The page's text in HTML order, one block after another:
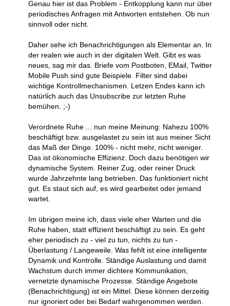
Genau hier ist das Problem - Entkopplung kann nur über
periodisches Anfragen mit Antworten entstehen. Ob nun
sinnvoll oder nicht.
Daher sehe ich Benachrichtigungen als Elementar an. In
der realen wie auch in der digitalen Welt. Gibt es was
neues, sag mir das. Briefe vom Postboten, EMail, Twitter
Mobile Push sind gute Beispiele. Filter sind dabei
wichtige Kontrollmechanismen. Letzen Endes kann ich
natürlich auch das Unsubscribe zur letzten Ruhe
bemühen. ;-)
Verordnete Ruhe ... nun meine Meinung: Nahezu 100%
beschäftigt bzw. ausgelastet zu sein ist aus meiner Sicht
das Maß der Dinge. 100% - nicht mehr, nicht weniger.
Das ist ökonomische Effizienz. Doch dazu benötigen wir
dynamische System. Reiner Zug, oder reiner Druck
wurde Jahrzehnte lang betrieben. Das funktioniert nicht
gut. Es staut sich auf, es wird gearbeitet oder jemand
wartet.
Im übrigen meine ich, dass viele eher Warten und die
Ruhe haben, statt effizient beschäftigt zu sein. Es geht
eher periodisch zu - viel zu tun, nichts zu tun -
Überlastung / Langeweile. Was fehlt ist eine intelligente
Dynamik und Kontrolle. Ständige Auslastung und damit
Wachstum durch immer dichtere Kommunikation,
vernetzte dynamische Prozesse. Ständige Angebote
(Benachrichtigung) ist ein Mittel. Diese können derzeitig
nur ignoriert oder bei Bedarf wahrgenommen werden.